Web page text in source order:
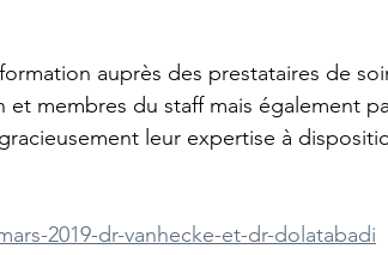
auprès des prestataires de
membres du staff mais également
leur expertise à
2019-dr-vanhecke-et-dr-dolatabadi